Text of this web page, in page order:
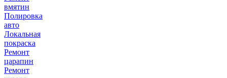
вмятин
Полировка
авто
Локальная
покраска
Ремонт
царапин
Ремонт